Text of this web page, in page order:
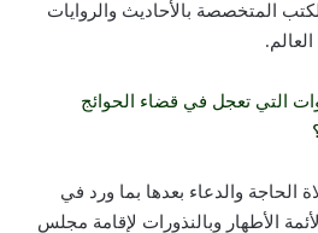
المتخصصة بالأحاديث والروايات
التي تعجل في قضاء الحوائج
الحاجة والدعاء بعدها بما ورد في
الأطهار وبالنذورات لإقامة مجلس